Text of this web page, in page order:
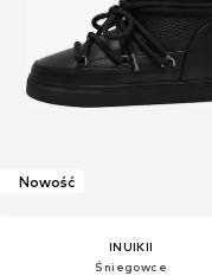
Nowość
INUIKII
Śniegowce